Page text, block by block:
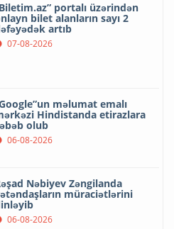
portalı üzərindən
bilet alanların sayı 2
artıb
07-08-2026
məlumat emalı
Hindistanda etirazlara
olub
06-08-2026
Nəbiyev Zəngilanda
müraciətlərini
06-08-2026